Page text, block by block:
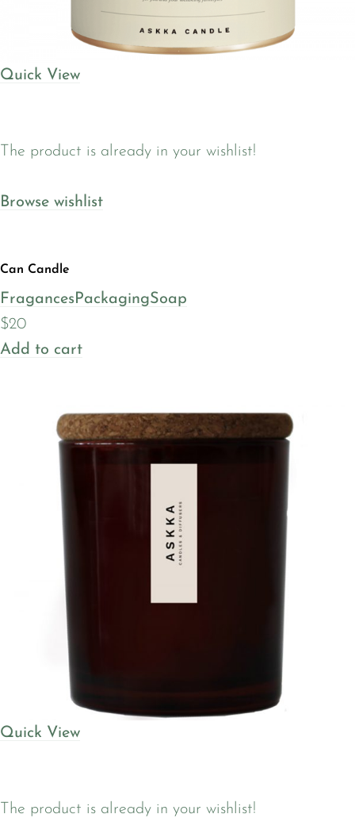
Quick View
The product is already in your wishlist!
Browse wishlist
Can Candle
Fragances PackagingSoap
$20
Add to cart
Quick View
The product is already in your wishlist!